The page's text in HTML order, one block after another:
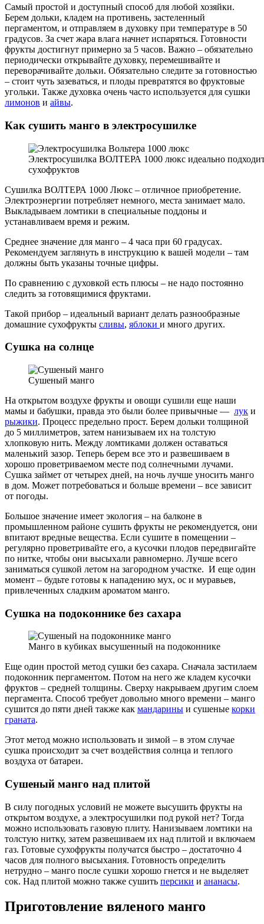
Самый простой и доступный способ для любой хозяйки.
Берем дольки, кладем на противень, застеленный
пергаментом, и отправляем в духовку при температуре в 50
градусов. За счет жара влага начнет испаряться. Готовности
фрукты достигнут примерно за 5 часов. Важно – обязательно
периодически открывайте духовку, перемешивайте и
переворачивайте дольки. Обязательно следите за готовностью
– стоит чуть зазеваться, и плоды превратятся во фруктовые
угольки. Также духовка очень часто используется для сушки
лимонов и айвы.
Как сушить манго в электросушилке
Электросушилка ВОЛТЕРА 1000 люкс идеально подходит
сухофруктов
Сушилка ВОЛТЕРА 1000 Люкс – отличное приобретение.
Электроэнергии потребляет немного, места занимает мало.
Выкладываем ломтики в специальные поддоны и
устанавливаем время и режим.
Среднее значение для манго – 4 часа при 60 градусах.
Рекомендуем заглянуть в инструкцию к вашей модели – там
должны быть указаны точные цифры.
По сравнению с духовкой есть плюсы – не надо постоянно
следить за готовящимися фруктами.
Такой прибор – идеальный вариант делать разнообразные
домашние сухофрукты сливы, яблоки и много других.
Сушка на солнце
Сушеный манго
На открытом воздухе фрукты и овощи сушили еще наши
мамы и бабушки, правда это были более привычные — лук и
рыжики. Процесс предельно прост. Берем дольки толщиной
до 5 миллиметров, затем нанизываем их на толстую
хлопковую нить. Между ломтиками должен оставаться
маленький зазор. Теперь берем все это и развешиваем в
хорошо проветриваемом месте под солнечными лучами.
Сушка займет от четырех дней, на ночь лучше уносить манго
в дом. Может потребоваться и больше времени – все зависит
от погоды.
Большое значение имеет экология – на балконе в
промышленном районе сушить фрукты не рекомендуется, они
впитают вредные вещества. Если сушите в помещении –
регулярно проветривайте его, а кусочки плодов передвигайте
по нитке, чтобы они высыхали равномерно. Лучше всего
заниматься сушкой летом на загородном участке. И еще один
момент – будьте готовы к нападению мух, ос и муравьев,
привлеченных сладким ароматом манго.
Сушка на подоконнике без сахара
Манго в кубиках высушенный на подоконнике
Еще один простой метод сушки без сахара. Сначала застилаем
подоконник пергаментом. Потом на него же кладем кусочки
фруктов – средней толщины. Сверху накрываем другим слоем
пергамента. Способ требует довольно много времени – манго
сушится до пяти дней также как мандарины и сушеные корки
граната.
Этот метод можно использовать и зимой – в этом случае
сушка происходит за счет воздействия солнца и теплого
воздуха от батареи.
Сушеный манго над плитой
В силу погодных условий не можете высушить фрукты на
открытом воздухе, а электросушилки под рукой нет? Тогда
можно использовать газовую плиту. Нанизываем ломтики на
толстую нитку, затем развешиваем их над плитой и включаем
газ. Готовые сухофрукты получатся быстро – достаточно 4
часов для полного высыхания. Готовность определить
нетрудно – манго после сушки хорошо гнется и не выделяет
сок. Над плитой можно также сушить персики и ананасы.
Приготовление вяленого манго